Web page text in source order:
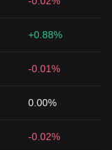
+0.88%
-0.01%
0.00%
-0.02%